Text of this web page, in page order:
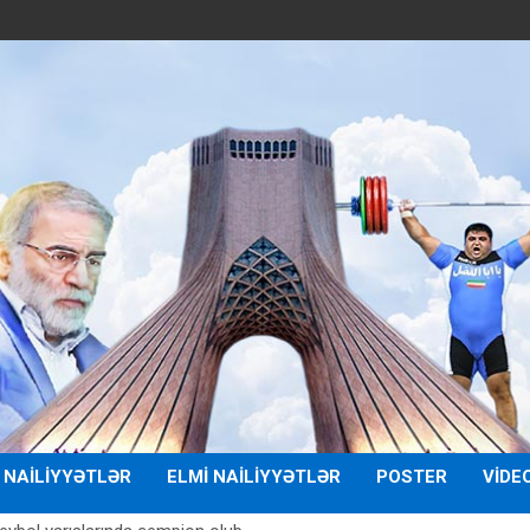
NAILIYYƏTLƏR ELMI NAILIYYƏTLƏR POSTER